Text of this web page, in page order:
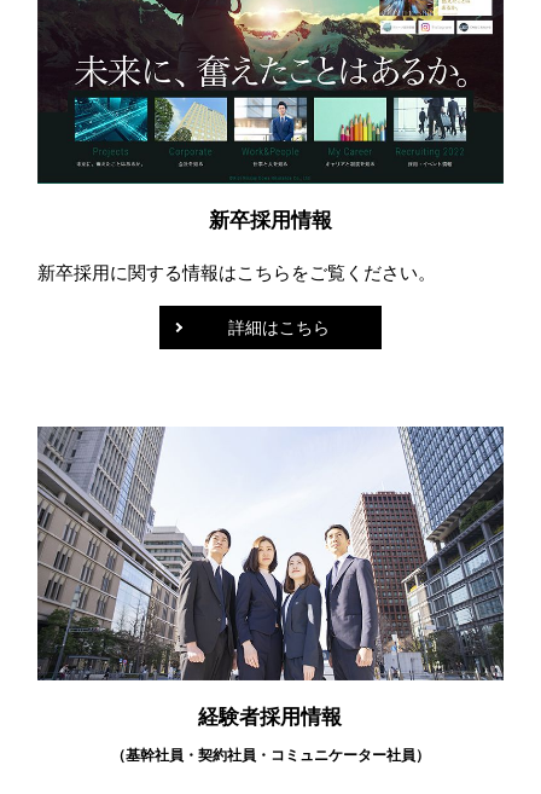
新卒採用情報
新卒採用に関する情報はこちらをご覧ください。
詳細はこちら
経験者採用情報
（基幹社員・契約社員・コミュニケーター社員）